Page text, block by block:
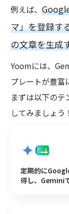
例えば、
マ」を登録す
の文章を生成
Yoomには、
プレートが豊富
まずは以下の
してみましょう！
定期的に
得し、Gemini